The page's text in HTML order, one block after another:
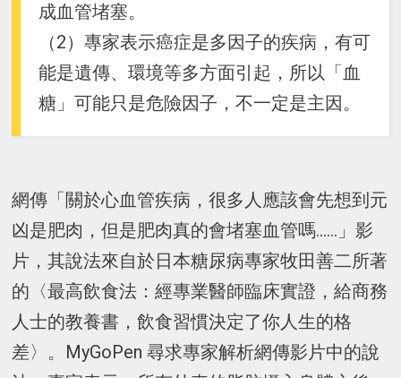
成血管堵塞。
（2）專家表示癌症是多因子的疾病，有可
能是遺傳、環境等多方面引起，所以「血
糖」可能只是危險因子，不一定是主因。
網傳「關於心血管疾病，很多人應該會先想到元
凶是肥肉，但是肥肉真的會堵塞血管嗎......」影
片，其說法來自於日本糖尿病專家牧田善二所著
的〈最高飲食法：經專業醫師臨床實證，給商務
人士的教養書，飲食習慣決定了你人生的格
差〉。MyGoPen 尋求專家解析網傳影片中的說